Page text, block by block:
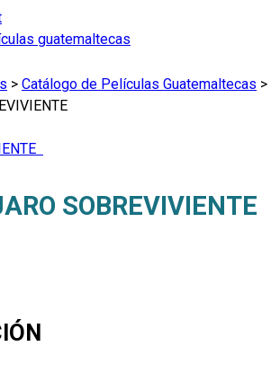
> Catálogo de Películas Guatemaltecas >
SOBREVIVIENTE